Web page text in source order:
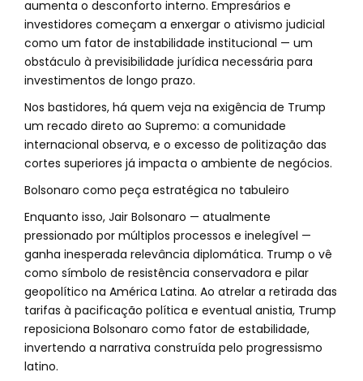
aumenta o desconforto interno. Empresários e
investidores começam a enxergar o ativismo judicial
como um fator de instabilidade institucional — um
obstáculo à previsibilidade jurídica necessária para
investimentos de longo prazo.
Nos bastidores, há quem veja na exigência de Trump
um recado direto ao Supremo: a comunidade
internacional observa, e o excesso de politização das
cortes superiores já impacta o ambiente de negócios.
Bolsonaro como peça estratégica no tabuleiro
Enquanto isso, Jair Bolsonaro — atualmente
pressionado por múltiplos processos e inelegível —
ganha inesperada relevância diplomática. Trump o vê
como símbolo de resistência conservadora e pilar
geopolítico na América Latina. Ao atrelar a retirada das
tarifas à pacificação política e eventual anistia, Trump
reposiciona Bolsonaro como fator de estabilidade,
invertendo a narrativa construída pelo progressismo
latino.